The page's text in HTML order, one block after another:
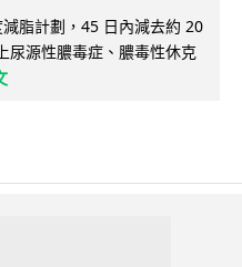
脂計劃，45 日內減去約 20
尿源性膿毒症、膿毒性休克